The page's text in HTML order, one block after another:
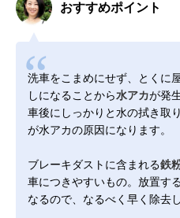
おすすめポイント
洗車をこまめにせず、とくに
しになることから水アカが発
車後にしっかりと水の拭き取
が水アカの原因になります。
ブレーキダストに含まれる鉄
車につきやすいもの。放置す
なるので、なるべく早く除去